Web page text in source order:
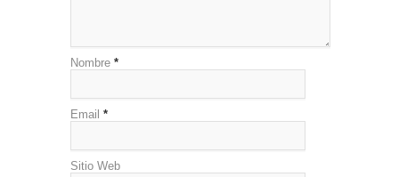
Nombre *
Email *
Sitio Web